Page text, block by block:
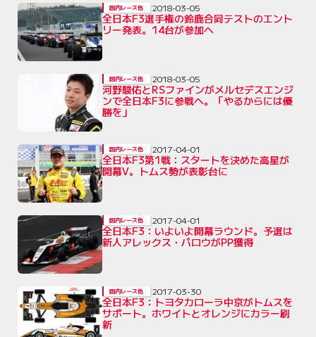
全日本F3選手権の鈴鹿合同テストのエント
リー発表。14台が参加へ
国内レース他 2018-03-05
河野駿佑とRSファインがメルセデスエンジ
ンで全日本F3に参戦へ。「やるからには優
勝を」
国内レース他 2018-03-05
全日本F3第1戦：スタートを決めた高星が
開幕V。トムス勢が表彰台に
国内レース他 2017-04-01
全日本F3：いよいよ開幕ラウンド。予選は
新人アレックス・パロウがPP獲得
国内レース他 2017-04-01
全日本F3：トヨタカローラ中京がトムスを
サポート。ホワイトとオレンジにカラー刷
新
国内レース他 2017-03-30